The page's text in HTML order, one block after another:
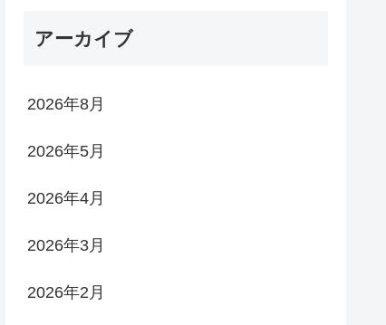
アーカイブ
2026年8月
2026年5月
2026年4月
2026年3月
2026年2月